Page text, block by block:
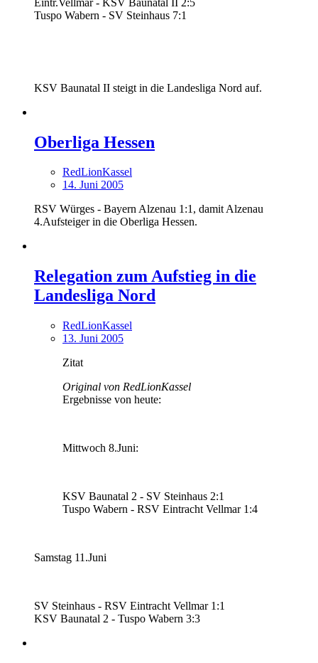
Tuspo Wabern - SV Steinhaus 7:1
KSV Baunatal II steigt in die Landesliga Nord auf.
Oberliga Hessen
RedLionKassel
14. Juni 2005
RSV Würges - Bayern Alzenau 1:1, damit Alzenau
4.Aufsteiger in die Oberliga Hessen.
Relegation zum Aufstieg in die
Landesliga Nord
RedLionKassel
13. Juni 2005
Zitat
Original von RedLionKassel
Ergebnisse von heute:
Mittwoch 8.Juni:
KSV Baunatal 2 - SV Steinhaus 2:1
Tuspo Wabern - RSV Eintracht Vellmar 1:4
Samstag 11.Juni
SV Steinhaus - RSV Eintracht Vellmar 1:1
KSV Baunatal 2 - Tuspo Wabern 3:3